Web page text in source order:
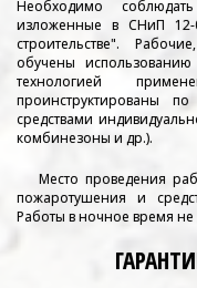
Необходимо
изложенные в СНиП 12-
строительстве".
обучены
технологией
проинструктированы
средствами
комбинезоны и др.).
Место проведения
пожаротушения и
Работы в ночное время не